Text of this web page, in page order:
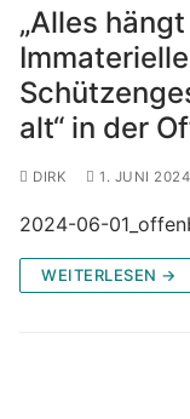
„Alles
alt“ in der
DIRK 1. JUNI 2024
2024-06-
WEITERLESEN →